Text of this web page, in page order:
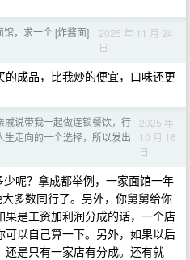
馆，求一个 [炸酱面]
2025 年 11 月 24
日
成品，比我炒的便宜，口味还更
戚说带我一起做连锁餐饮，行
走向的一个选择，所以发出
2025 年
10 月 16
日
呢？拿成都举例，一家面馆一年
多数同行了。另外，你舅舅给你
是工资加利润分成的话，一个店
以自己算一下。另外，如果以后
是只有一家店有分成。还有就